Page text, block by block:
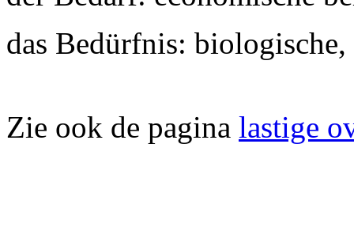
das Bedürfnis: biologische,
Zie ook de pagina lastige